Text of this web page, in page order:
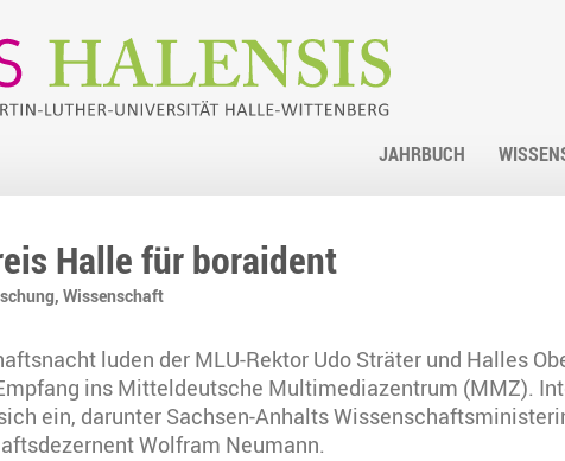
JAHRBUCH
Halle für boraident
Wissenschaft
luden der MLU-Rektor Udo Sträter und Halles
ins Mitteldeutsche Multimediazentrum (MMZ).
ein, darunter Sachsen-Anhalts
Wolfram Neumann.